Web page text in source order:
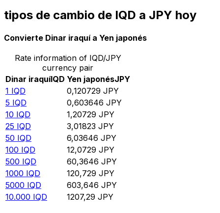
tipos de cambio de IQD a JPY hoy
Convierte Dinar iraquí a Yen japonés
Rate information of IQD/JPY
currency pair
Dinar iraquíIQD Yen japonésJPY
1 IQD 0,120729 JPY
5 IQD 0,603646 JPY
10 IQD 1,20729 JPY
25 IQD 3,01823 JPY
50 IQD 6,03646 JPY
100 IQD 12,0729 JPY
500 IQD 60,3646 JPY
1000 IQD 120,729 JPY
5000 IQD 603,646 JPY
10.000 IQD 1207,29 JPY